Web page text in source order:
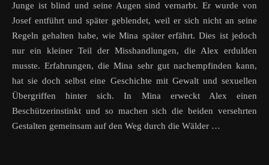
Junge ist blind und seine Augen sind vernarbt. Er wurde von
Josef entführt und später geblendet, weil er sich nicht an seine
Regeln gehalten habe, wie Mina später erfährt. Dies ist jedoch
nur ein kleiner Teil der Misshandlungen, die Alex erdulden
musste. Erfahrungen, die Mina sehr gut nachempfinden kann,
hat sie doch selbst eine Geschichte mit Gewalt und sexuellen
Übergriffen hinter sich. In Mina erweckt Alex einen
Beschützerinstinkt und so machen sich die beiden versehrten
Gestalten gemeinsam auf den Weg durch die Wälder …